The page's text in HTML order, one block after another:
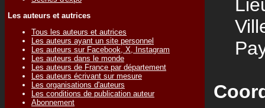
Les auteurs et autrices
Tous les auteurs et autrices
Les auteurs ayant un site personnel
Les auteurs sur Facebook, X, Instagram
Les auteurs dans le monde
Les auteurs de France par département
Les auteurs écrivant sur mesure
Les organisations d'auteurs
Les conditions de publication auteur
Abonnement